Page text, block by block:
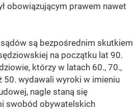
obowiązującym prawem nawet
sądów są bezpośrednim skutkiem
na początku lat 90.
którzy w latach 60., 70.,
50. wydawali wyroki w imieniu
nagle staną się
swobód obywatelskich